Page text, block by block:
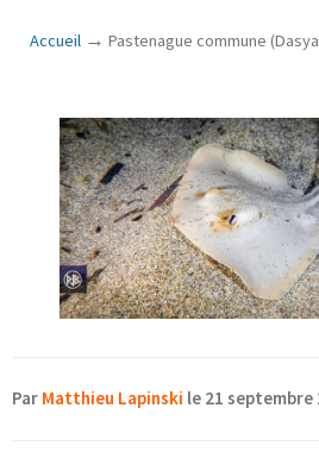
Accueil → Pastenague commune
Par Matthieu Lapinski le 21 septembre